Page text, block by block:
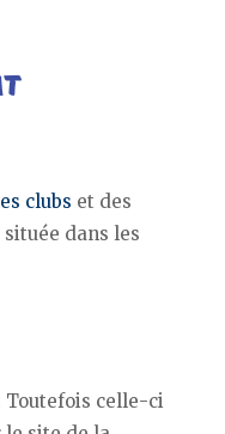
clubs et des
dans les
Toutefois celle-ci